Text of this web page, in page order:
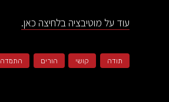
עוד על מוטיבציה בלחיצה כאן.
תודה קושי הורים התמדה